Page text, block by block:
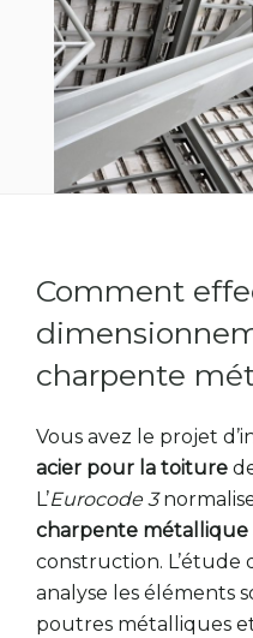
Comment
charpente
Vous avez le projet
acier pour la toiture
L’Eurocode 3
charpente métallique
construction.
analyse les éléments
poutres métalliques